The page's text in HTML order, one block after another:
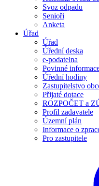
Svoz odpadu
Senioři
Anketa
Úřad
Úřad
Úřední deska
e-podatelna
Povinné
Úřední hodiny
Zastupitelstvo
Přijaté dotace
ROZPOČET a
Profil zadavatele
Územní plán
Informace o
Pro zastupitele